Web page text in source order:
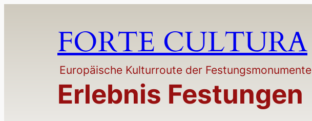
FORTE CULTURA
Europäische Kulturroute der Festungsmonumente
Erlebnis Festungen